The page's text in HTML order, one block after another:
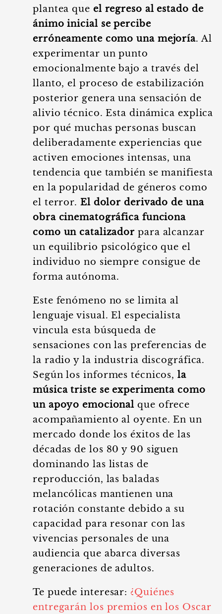
plantea que el regreso al estado de
ánimo inicial se percibe
erróneamente como una mejoría. Al
experimentar un punto
emocionalmente bajo a través del
llanto, el proceso de estabilización
posterior genera una sensación de
alivio técnico. Esta dinámica explica
por qué muchas personas buscan
deliberadamente experiencias que
activen emociones intensas, una
tendencia que también se manifiesta
en la popularidad de géneros como
el terror. El dolor derivado de una
obra cinematográfica funciona
como un catalizador para alcanzar
un equilibrio psicológico que el
individuo no siempre consigue de
forma autónoma.
Este fenómeno no se limita al
lenguaje visual. El especialista
vincula esta búsqueda de
sensaciones con las preferencias de
la radio y la industria discográfica.
Según los informes técnicos,la
música triste se experimenta como
un apoyo emocional que ofrece
acompañamiento al oyente. En un
mercado donde los éxitos de las
décadas de los 80 y 90 siguen
dominando las listas de
reproducción, las baladas
melancólicas mantienen una
rotación constante debido a su
capacidad para resonar con las
vivencias personales de una
audiencia que abarca diversas
generaciones de adultos.
Te puede interesar: ¿Quiénes
entregarán los premios en los Oscar